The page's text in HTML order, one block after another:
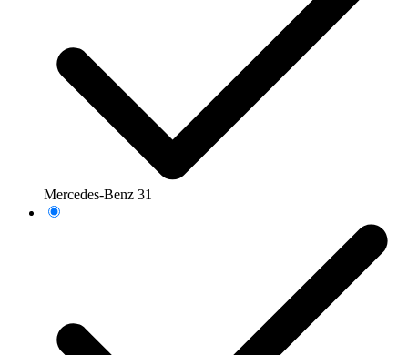
Mercedes-Benz 31